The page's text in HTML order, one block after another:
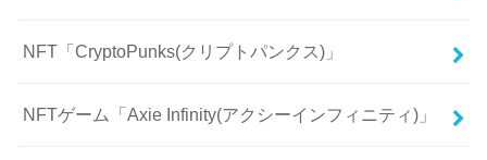
NFT「CryptoPunks(クリプトパンクス)」
NFTゲーム「Axie Infinity(アクシーインフィニティ)」